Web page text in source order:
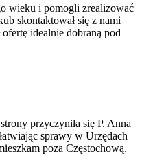
wieku i pomogli zrealizować
skontaktował się z nami
idealnie dobraną pod
przyczyniła się P. Anna
sprawy w Urzędach
poza Częstochową.